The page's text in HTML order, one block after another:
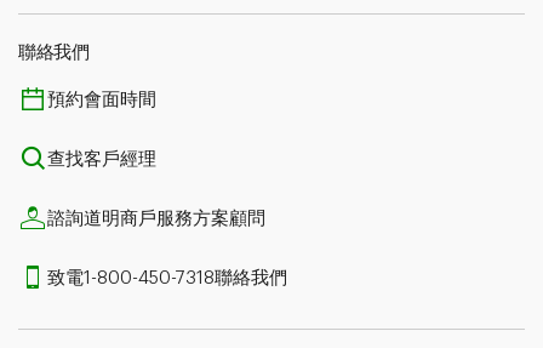
聯絡我們
預約會面時間
查找客戶經理
諮詢道明商戶服務方案顧問
致電1-800-450-7318聯絡我們